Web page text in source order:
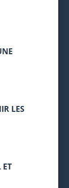
LES